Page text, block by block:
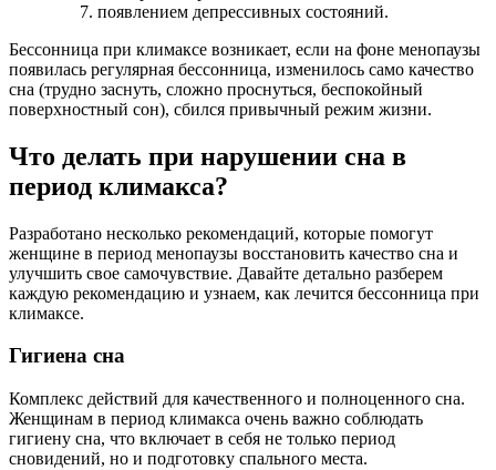
появлением депрессивных состояний.
Бессонница при климаксе возникает, если на фоне менопаузы
появилась регулярная бессонница, изменилось само качество
сна (трудно заснуть, сложно проснуться, беспокойный
поверхностный сон), сбился привычный режим жизни.
Что делать при нарушении сна в
период климакса?
Разработано несколько рекомендаций, которые помогут
женщине в период менопаузы восстановить качество сна и
улучшить свое самочувствие. Давайте детально разберем
каждую рекомендацию и узнаем, как лечится бессонница при
климаксе.
Гигиена сна
Комплекс действий для качественного и полноценного сна.
Женщинам в период климакса очень важно соблюдать
гигиену сна, что включает в себя не только период
сновидений, но и подготовку спального места.